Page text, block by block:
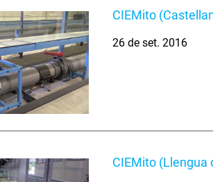
CIEMito
26 de set. 2016
CIEMito (Llengua